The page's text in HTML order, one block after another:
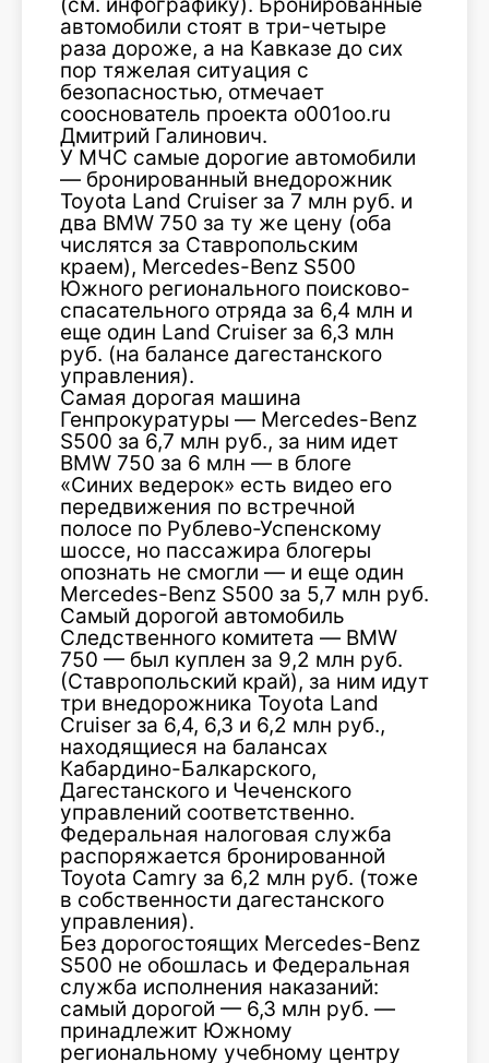
автомобили стоят в три-четыре
раза дороже, а на Кавказе до сих
пор тяжелая ситуация с
безопасностью, отмечает
сооснователь проекта o001oo.ru
Дмитрий Галинович.
У МЧС самые дорогие автомобили
— бронированный внедорожник
Toyota Land Cruiser за 7 млн руб. и
два BMW 750 за ту же цену (оба
числятся за Ставропольским
краем), Mercedes-Benz S500
Южного регионального поисково-
спасательного отряда за 6,4 млн и
еще один Land Cruiser за 6,3 млн
руб. (на балансе дагестанского
управления).
Самая дорогая машина
Генпрокуратуры — Mercedes-Benz
S500 за 6,7 млн руб., за ним идет
BMW 750 за 6 млн — в блоге
«Синих ведерок» есть видео его
передвижения по встречной
полосе по Рублево-Успенскому
шоссе, но пассажира блогеры
опознать не смогли — и еще один
Mercedes-Benz S500 за 5,7 млн руб.
Самый дорогой автомобиль
Следственного комитета — BMW
750 — был куплен за 9,2 млн руб.
(Ставропольский край), за ним идут
три внедорожника Toyota Land
Cruiser за 6,4, 6,3 и 6,2 млн руб.,
находящиеся на балансах
Кабардино-Балкарского,
Дагестанского и Чеченского
управлений соответственно.
Федеральная налоговая служба
распоряжается бронированной
Toyota Camry за 6,2 млн руб. (тоже
в собственности дагестанского
управления).
Без дорогостоящих Mercedes-Benz
S500 не обошлась и Федеральная
служба исполнения наказаний:
самый дорогой — 6,3 млн руб. —
принадлежит Южному
региональному учебному центру